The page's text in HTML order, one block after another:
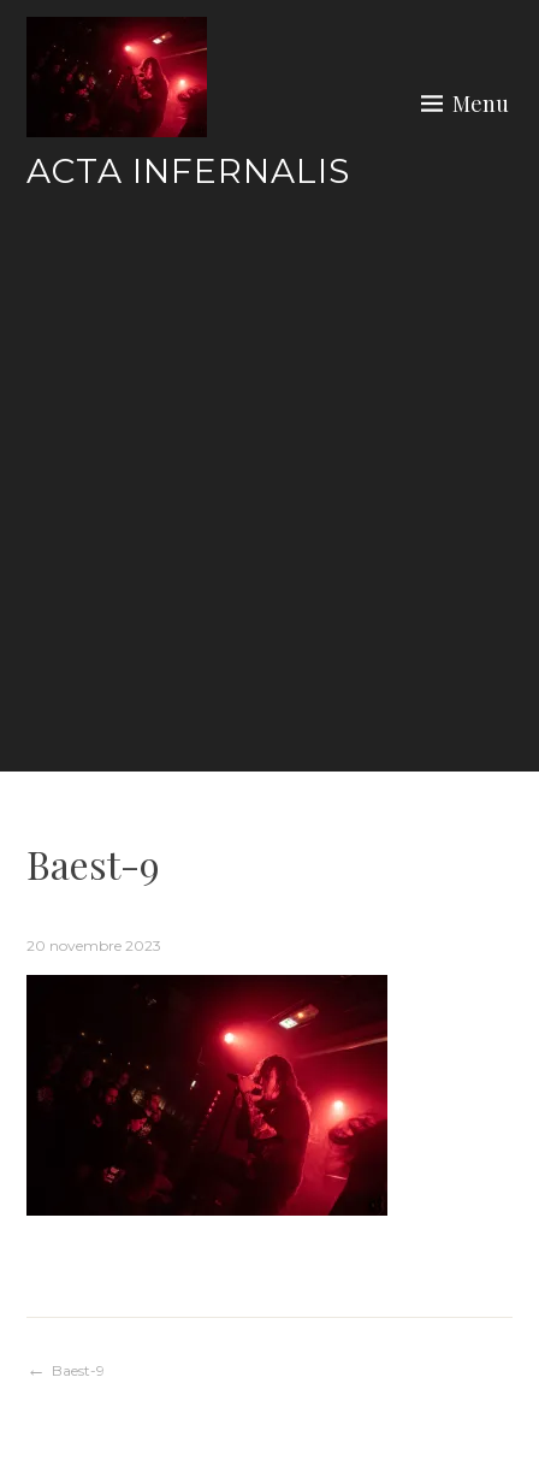
Skip
content
ACTA INFERNALIS
Menu
Baest-9
20 novembre 2023
Navigation
Baest-9